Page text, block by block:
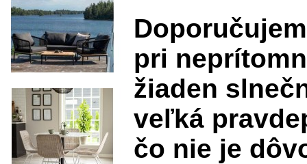
pri
žiaden
veľká
čo nie je